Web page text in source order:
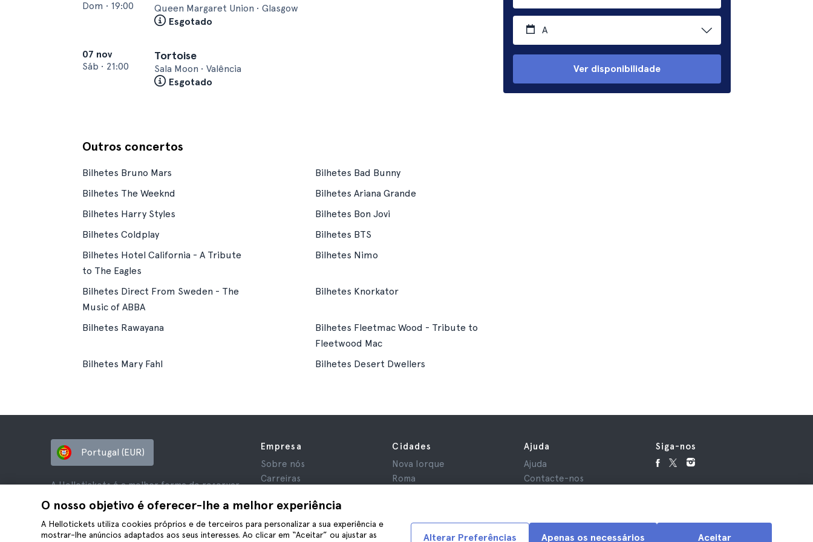
A
Ver disponibilidade
Dom • 19:00
Queen Margaret Union • Glasgow
Esgotado
07 nov
Sáb • 21:00
Tortoise
Sala Moon • Valência
Esgotado
Outros concertos
Bilhetes Bruno Mars
Bilhetes Bad Bunny
Bilhetes The Weeknd
Bilhetes Ariana Grande
Bilhetes Harry Styles
Bilhetes Bon Jovi
Bilhetes Coldplay
Bilhetes BTS
Bilhetes Hotel California - A Tribute
to The Eagles
Bilhetes Nimo
Bilhetes Direct From Sweden - The
Music of ABBA
Bilhetes Knorkator
Bilhetes Rawayana
Bilhetes Fleetmac Wood - Tribute to
Fleetwood Mac
Bilhetes Mary Fahl
Bilhetes Desert Dwellers
O nosso objetivo é oferecer-lhe a melhor experiência
A Hellotickets utiliza cookies próprios e de terceiros para personalizar a sua experiência e
mostrar-lhe anúncios adaptados aos seus interesses. Ao clicar em “Aceitar” ou ajustar as
Aceitar
Apenas os necessários
Alterar Preferências
Portugal (EUR)
A Hellotickets é a melhor forma de reservar
tours e atividades em todo o mundo.
© Hello Ticket, SL.
Empresa
Sobre nós
Carreiras
Avaliações
Privacidade
Termos e Condições
Cidades
Nova Iorque
Roma
Granada
Cracóvia
Ajuda
Ajuda
Contacte-nos
Siga-nos